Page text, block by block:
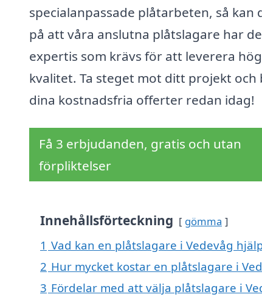
specialanpassade plåtarbeten, så kan
på att våra anslutna plåtslagare har
expertis som krävs för att leverera hög
kvalitet. Ta steget mot ditt projekt och
dina kostnadsfria offerter redan idag!
Få 3 erbjudanden, gratis och utan
förpliktelser
Innehållsförteckning gömma
1 Vad kan en plåtslagare i Vedevåg
2 Hur mycket kostar en plåtslagare i
3 Fördelar med att välja plåtslagare i